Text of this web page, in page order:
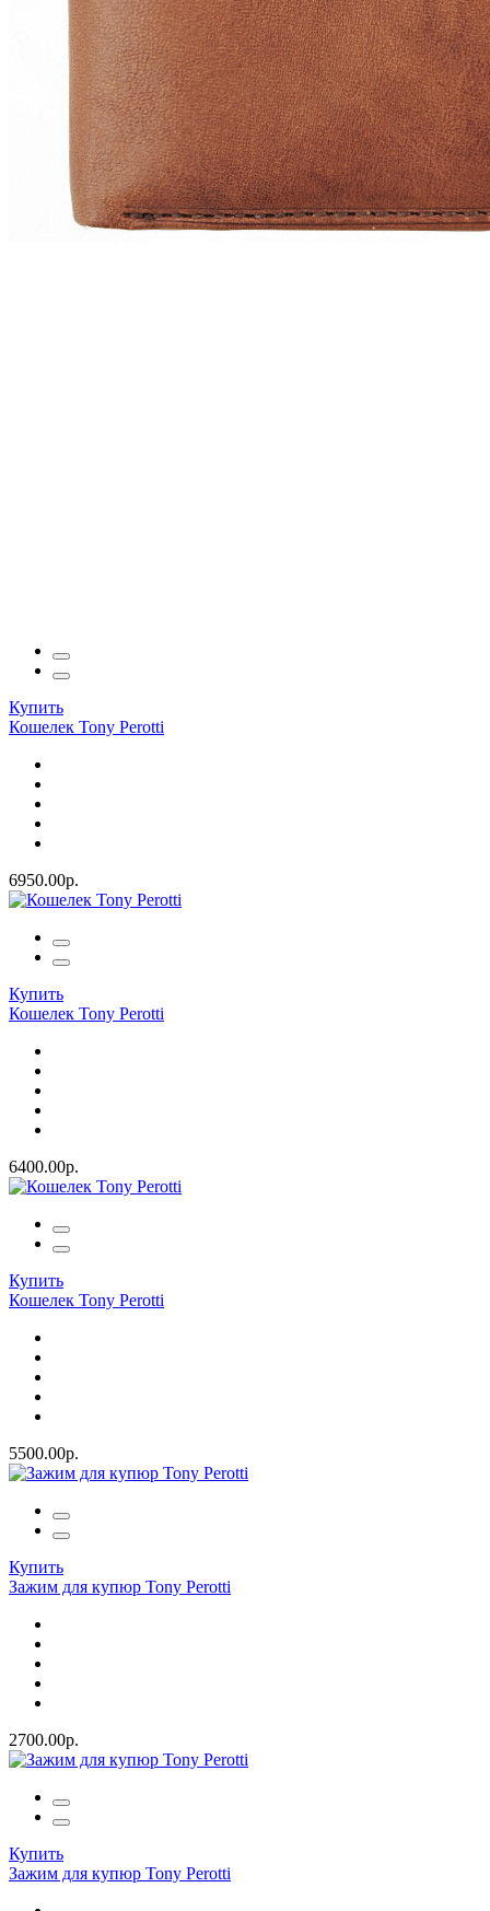
Купить
Кошелек Tony Perotti
6950.00р.
Купить
Кошелек Tony Perotti
6400.00р.
Купить
Кошелек Tony Perotti
5500.00р.
Купить
Зажим для купюр Tony Perotti
2700.00р.
Купить
Зажим для купюр Tony Perotti